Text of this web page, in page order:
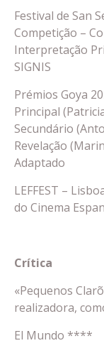
Festival de San
Competição –
Interpretação
SIGNIS
Prémios Goya
Principal
Secundário
Revelação
Adaptado
LEFFEST –
do Cinema
Crítica
«Pequenos
realizadora,
El Mundo ****